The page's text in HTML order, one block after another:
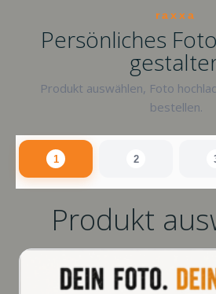
raxxa
Persönliches
Produkt auswählen, Foto
bestellen.
1 2
Produkt